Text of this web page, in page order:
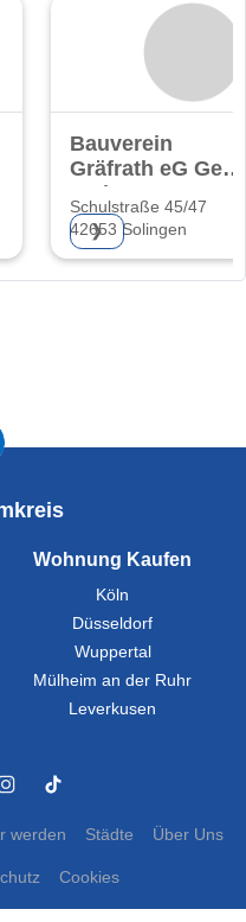
Bauverein
Gräfrath eG Gem.
Schulstraße 45/47
42653 Solingen
❯
Wohnung Kaufen
Köln
Düsseldorf
Wuppertal
Mülheim an der Ruhr
Leverkusen
werden Städte Über Uns
Cookies